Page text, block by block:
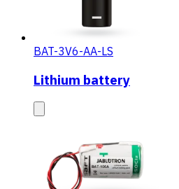
BAT-3V6-AA-LS
Lithium battery